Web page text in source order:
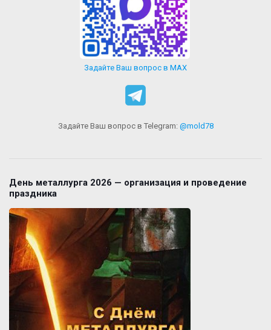
Задайте Ваш вопрос в MAX
Задайте Ваш вопрос в Telegram: @mold78
День металлурга 2026 — организация и проведение
праздника